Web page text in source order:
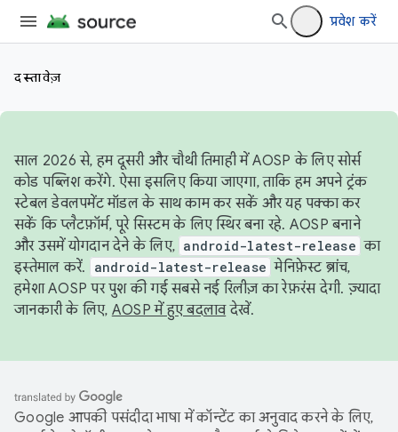
प्रवेश करें
दस्तावेज़
साल 2026 से, हम दूसरी और चौथी तिमाही में AOSP के लिए सोर्स
कोड पब्लिश करेंगे. ऐसा इसलिए किया जाएगा, ताकि हम अपने ट्रंक
स्टेबल डेवलपमेंट मॉडल के साथ काम कर सकें और यह पक्का कर
सकें कि प्लैटफ़ॉर्म, पूरे सिस्टम के लिए स्थिर बना रहे. AOSP बनाने
और उसमें योगदान देने के लिए, android-latest-release का
इस्तेमाल करें.
android-latest-release मेनिफ़ेस्ट ब्रांच,
हमेशा AOSP पर पुश की गई सबसे नई रिलीज़ का रेफ़रंस देगी. ज़्यादा
जानकारी के लिए, AOSP में हुए बदलावदेखें.
Google आपकी पसंदीदा भाषा में कॉन्टेंट का अनुवाद करने के लिए,